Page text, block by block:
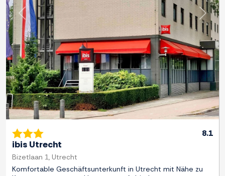
Zurück
8.1
ibis Utrecht
Bizetlaan 1, Utrecht
Komfortable Geschäftsunterkunft in Utrecht mit Nähe zu